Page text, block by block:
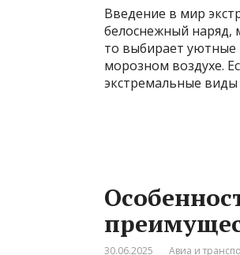
Введение в мир
белоснежный наряд,
то выбирает уютные
морозном воздухе.
экстремальные виды
30.06.2025 Авиа и